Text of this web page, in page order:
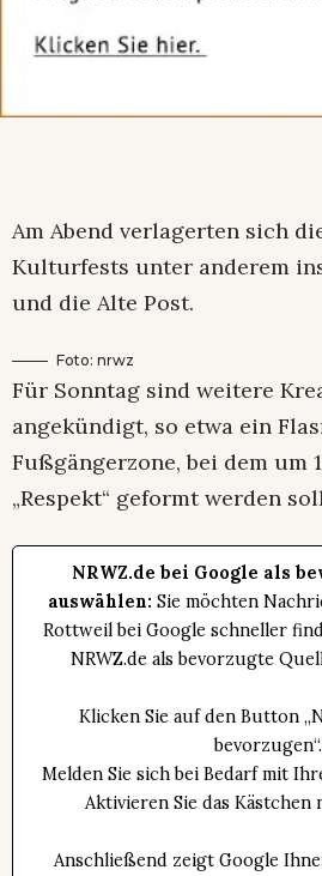
Am Abend verlagerten sich
Kulturfests unter anderem
und die Alte Post.
Foto: nrwz
Für Sonntag sind weitere
angekündigt, so etwa ein
Fußgängerzone, bei dem um
„Respekt“ geformt werden
NRWZ.de bei Google als
auswählen: Sie möchten
Rottweil bei Google schneller
NRWZ.de als bevorzugte
Klicken Sie auf den Button
bevorzugen“.
Melden Sie sich bei Bedarf mit
Aktivieren Sie das Kästchen
Anschließend zeigt Google